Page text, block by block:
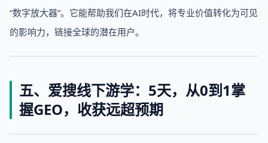
“数字放大器”。它能帮助我们在AI时代，将专业价值转化为可见
的影响力，链接全球的潜在用户。
五、爱搜线下游学：5天，从0到1掌
握GEO，收获远超预期